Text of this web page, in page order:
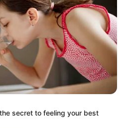
secret to feeling your best